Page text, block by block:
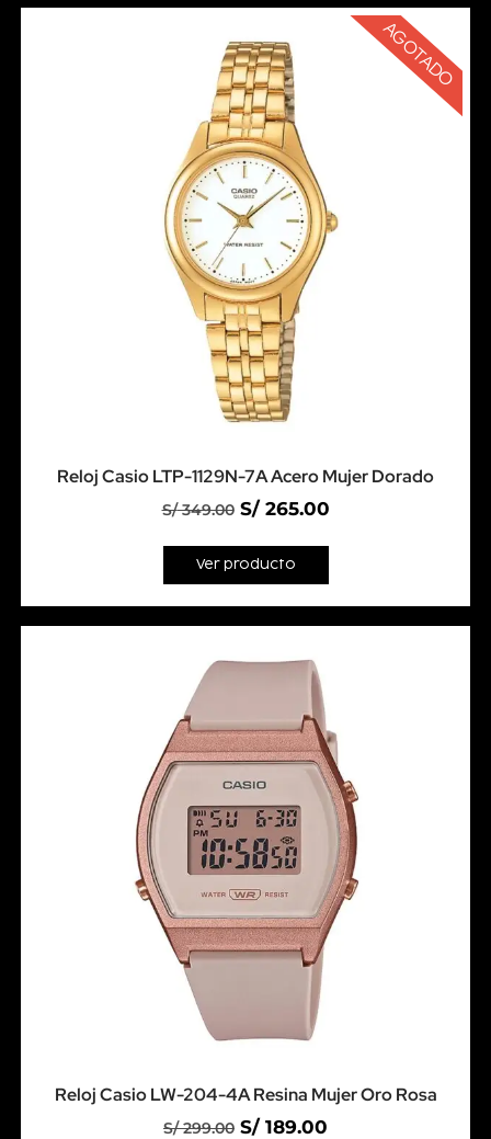
AGOTADO
Reloj Casio LTP-1129N-7A Acero Mujer Dorado
S/349.00 S/265.00
Ver producto
Reloj Casio LW-204-4A Resina Mujer Oro Rosa
S/299.00 S/189.00